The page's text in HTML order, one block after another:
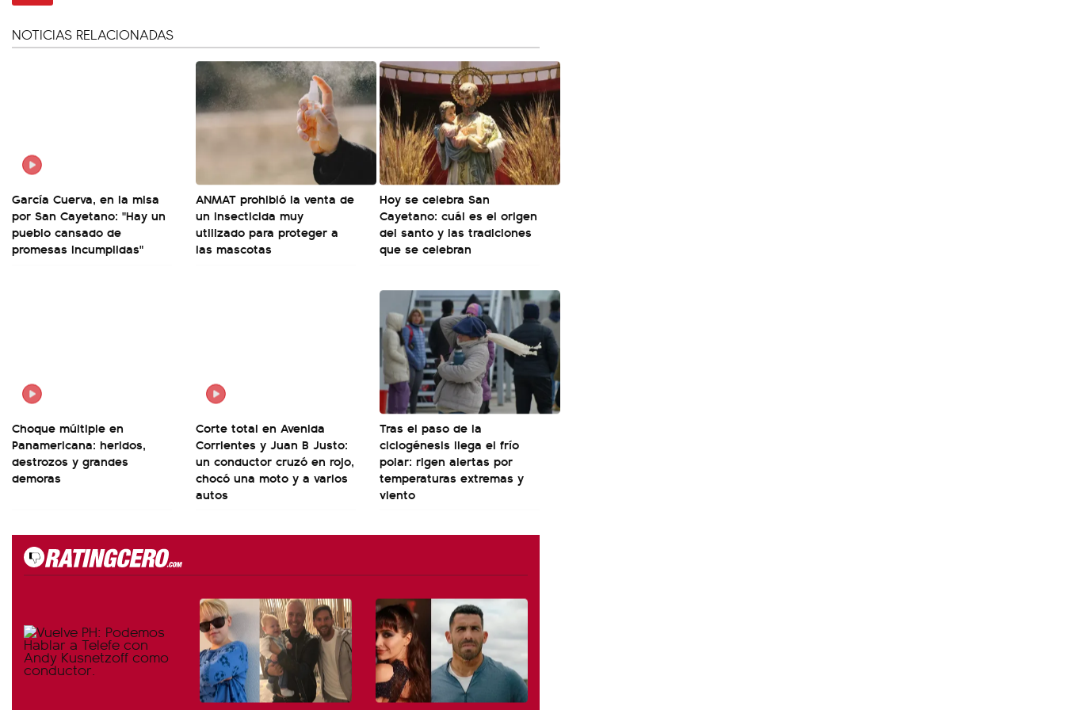
NOTICIAS RELACIONADAS
García Cuerva, en la misa
por San Cayetano: "Hay un
pueblo cansado de
promesas incumplidas"
ANMAT prohibió la venta de
un insecticida muy
utilizado para proteger a
las mascotas
Hoy se celebra San
Cayetano: cuál es el origen
del santo y las tradiciones
que se celebran
Choque múltiple en
Panamericana: heridos,
destrozos y grandes
demoras
Corte total en Avenida
Corrientes y Juan B Justo:
un conductor cruzó en rojo,
chocó una moto y a varios
autos
Tras el paso de la
ciclogénesis llega el frío
polar: rigen alertas por
temperaturas extremas y
viento